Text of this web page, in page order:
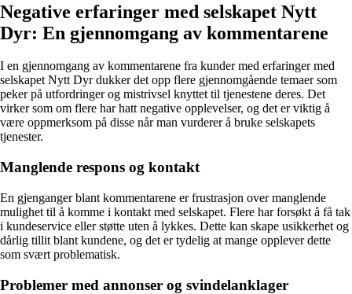
Negative erfaringer med selskapet Nytt
Dyr: En gjennomgang av kommentarene
I en gjennomgang av kommentarene fra kunder med erfaringer med
selskapet Nytt Dyr dukker det opp flere gjennomgående temaer som
peker på utfordringer og mistrivsel knyttet til tjenestene deres. Det
virker som om flere har hatt negative opplevelser, og det er viktig å
være oppmerksom på disse når man vurderer å bruke selskapets
tjenester.
Manglende respons og kontakt
En gjenganger blant kommentarene er frustrasjon over manglende
mulighet til å komme i kontakt med selskapet. Flere har forsøkt å få tak
i kundeservice eller støtte uten å lykkes. Dette kan skape usikkerhet og
dårlig tillit blant kundene, og det er tydelig at mange opplever dette
som svært problematisk.
Problemer med annonser og svindelanklager